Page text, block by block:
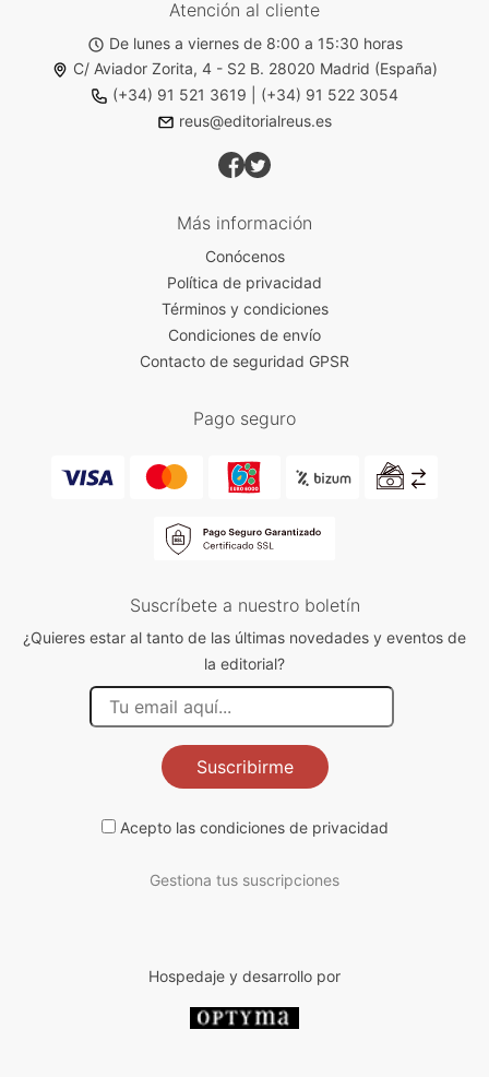
Atención al cliente
De lunes a viernes de 8:00 a 15:30 horas
C/ Aviador Zorita, 4 - S2 B. 28020 Madrid (España)
(+34) 91 521 3619
(+34) 91 522 3054
reus@editorialreus.es
Más información
Conócenos
Política de privacidad
Términos y condiciones
Condiciones de envío
Contacto de seguridad GPSR
Pago seguro
Suscríbete a nuestro boletín
¿Quieres estar al tanto de las últimas novedades y eventos de
la editorial?
Suscribirme
Acepto las condiciones de privacidad
Gestiona tus suscripciones
Hospedaje y desarrollo por